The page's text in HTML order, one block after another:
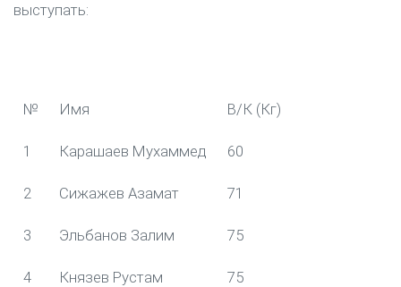
выступать:
№ Имя В/К (Кг)
1 Карашаев Мухаммед 60
2 Сижажев Азамат 71
3 Эльбанов Залим 75
4 Князев Рустам 75